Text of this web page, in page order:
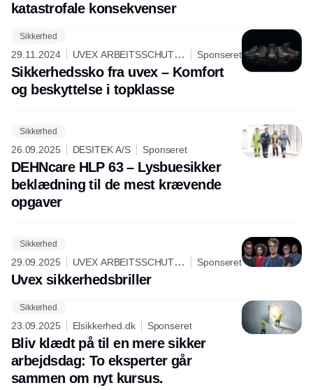
katastrofale konsekvenser
Sikkerhed
29.11.2024
UVEX ARBEITSSCHUTZ
GMBH
Sponseret
Sikkerhedssko fra uvex – Komfort
og beskyttelse i topklasse
Sikkerhed
26.09.2025 DESITEK A/S Sponseret
DEHNcare HLP 63 – Lysbuesikker
beklædning til de mest krævende
opgaver
Sikkerhed
29.09.2025
UVEX ARBEITSSCHUTZ
GMBH
Sponseret
Uvex sikkerhedsbriller
Sikkerhed
23.09.2025 Elsikkerhed.dk Sponseret
Bliv klædt på til en mere sikker
arbejdsdag: To eksperter går
sammen om nyt kursus.